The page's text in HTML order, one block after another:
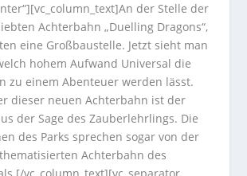
der Stelle der
Achterbahn „Duelling Dragons“,
eine Großbaustelle. Jetzt sieht man
hohem Aufwand Universal die
zu einem Abenteuer werden lässt.
dieser neuen Achterbahn ist der
der Sage des Zauberlehrlings. Die
des Parks sprechen sogar von der
Achterbahn des